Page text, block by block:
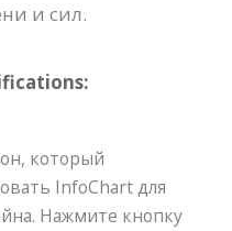
и сил.
который
InfoChart для
Нажмите кнопку